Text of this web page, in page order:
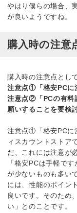
やはり僕らの場合、
が良いようですね。
購入時の注意
購入時の注意点とし
注意点①「格安PCに
注意点②「PCの有料
願いすることを要検討
注意点①「格安PCに
ィスカウントストア
だ、これには注意が
「格安PCは手軽で
が少ないものも多い
には、性能のポイン
良いです。そのため
い」とのことです。